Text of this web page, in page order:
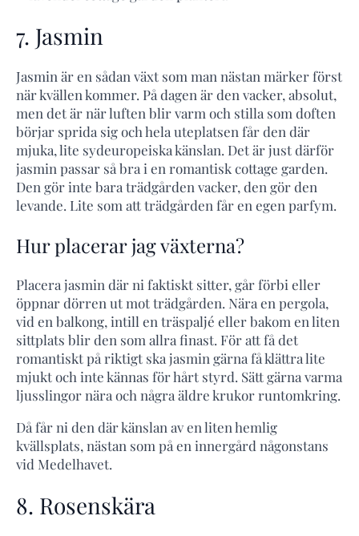
7. Jasmin
Jasmin är en sådan växt som man nästan märker först
när kvällen kommer. På dagen är den vacker, absolut,
men det är när luften blir varm och stilla som doften
börjar sprida sig och hela uteplatsen får den där
mjuka, lite sydeuropeiska känslan. Det är just därför
jasmin passar så bra i en romantisk cottage garden.
Den gör inte bara trädgården vacker, den gör den
levande. Lite som att trädgården får en egen parfym.
Hur placerar jag växterna?
Placera jasmin där ni faktiskt sitter, går förbi eller
öppnar dörren ut mot trädgården. Nära en pergola,
vid en balkong, intill en träspaljé eller bakom en liten
sittplats blir den som allra finast. För att få det
romantiskt på riktigt ska jasmin gärna få klättra lite
mjukt och inte kännas för hårt styrd. Sätt gärna varma
ljusslingor nära och några äldre krukor runtomkring.
Då får ni den där känslan av en liten hemlig
kvällsplats, nästan som på en innergård någonstans
vid Medelhavet.
8. Rosenskära